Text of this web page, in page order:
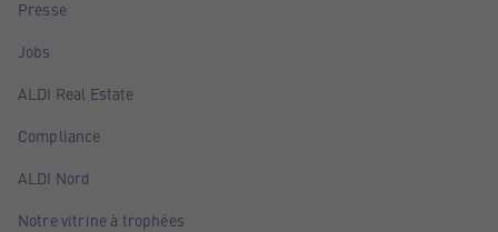
Presse
Jobs
ALDI Real Estate
Compliance
ALDI Nord
Notre vitrine à trophées